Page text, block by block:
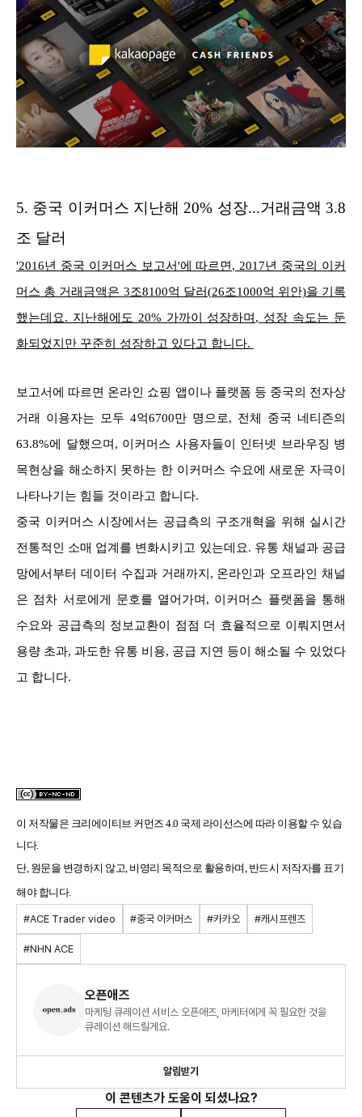
5. 중국 이커머스 지난해 20% 성장...거래금액 3.8
조 달러
'2016년 중국 이커머스 보고서'에 따르면, 2017년 중국의 이커
머스 총 거래금액은 3조8100억 달러(26조1000억 위안)을 기록
했는데요. 지난해에도 20% 가까이 성장하며, 성장 속도는 둔
화되었지만 꾸준히 성장하고 있다고 합니다.
보고서에 따르면 온라인 쇼핑 앱이나 플랫폼 등 중국의 전자상
거래 이용자는 모두 4억6700만 명으로, 전체 중국 네티즌의
63.8%에 달했으며, 이커머스 사용자들이 인터넷 브라우징 병
목현상을 해소하지 못하는 한 이커머스 수요에 새로운 자극이
나타나기는 힘들 것이라고 합니다.
중국 이커머스 시장에서는 공급측의 구조개혁을 위해 실시간
전통적인 소매 업계를 변화시키고 있는데요. 유통 채널과 공급
망에서부터 데이터 수집과 거래까지, 온라인과 오프라인 채널
은 점차 서로에게 문호를 열어가며, 이커머스 플랫폼을 통해
수요와 공급측의 정보교환이 점점 더 효율적으로 이뤄지면서
용량 초과, 과도한 유통 비용, 공급 지연 등이 해소될 수 있었다
고 합니다.
이 저작물은 크리에이티브 커먼즈 4.0 국제 라이선스에 따라 이용할 수 있습
니다.
단, 원문을 변경하지 않고, 비영리 목적으로 활용하며, 반드시 저작자를 표기
해야 합니다.
#ACE Trader video #중국 이커머스 #카카오 #캐시프렌즈
#NHN ACE
오픈애즈
마케팅 큐레이션 서비스 오픈애즈, 마케터에게 꼭 필요한 것을
큐레이션 해드릴게요.
알림받기
이 콘텐츠가 도움이 되셨나요?